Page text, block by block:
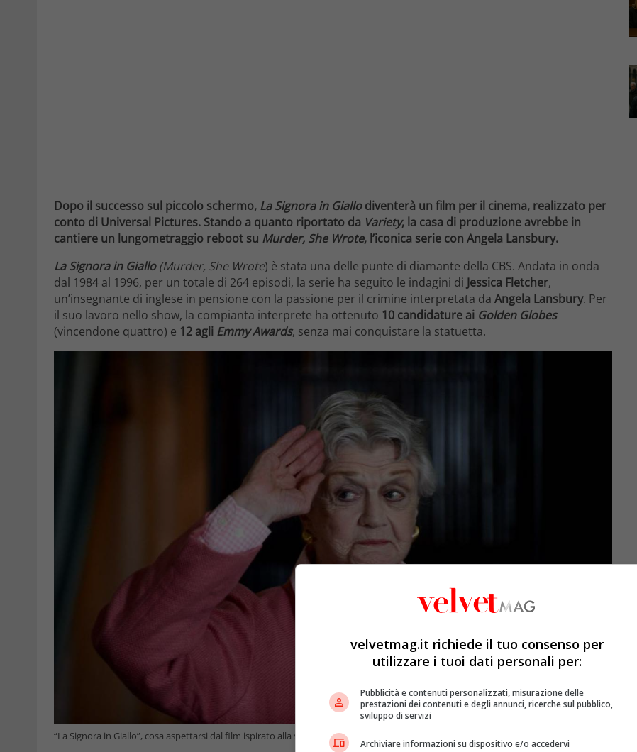
Dopo il successo sul piccolo schermo, La Signora in Giallodiventerà un film per il cinema, realizzato per
conto di Universal Pictures. Stando a quanto riportato da Variety, la casa di produzione avrebbe in
cantiere un lungometraggio reboot su Murder, She Wrote, l’iconica serie con Angela Lansbury.
La Signora in Giallo (Murder, She Wrote) è stata una delle punte di diamante della CBS. Andata in onda
dal 1984 al 1996, per un totale di 264 episodi, la serie ha seguito le indagini di Jessica Fletcher,
un’insegnante di inglese in pensione con la passione per il crimine interpretata da Angela Lansbury. Per
il suo lavoro nello show, la compianta interprete ha ottenuto 10 candidature ai Golden Globes
(vincendone quattro) e 12 agli Emmy Awards, senza mai conquistare la statuetta.
“La Signora in Giallo”, cosa aspettarsi dal film ispirato alla serie tv (ANSA) – VelvetMag
velvetmag.it richiede il tuo consenso per
utilizzare i tuoi dati personali per:
Pubblicità e contenuti personalizzati, misurazione delle
prestazioni dei contenuti e degli annunci, ricerche sul pubblico,
sviluppo di servizi
Archiviare informazioni su dispositivo e/o accedervi